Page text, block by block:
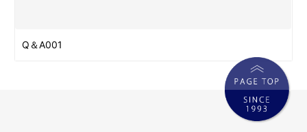
Q＆A001